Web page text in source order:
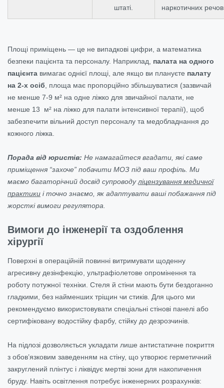
штаті.
наркотичних
Площі приміщень — це не випадкові цифри, а математика
безпеки пацієнта та персоналу. Наприклад, палата на одного
пацієнта вимагає однієї площі, але якщо ви плануєте палату
на 2-х осіб , площа має пропорційно збільшуватися (зазвичай
не менше 7-9 м² на одне ліжко для звичайної палати, не
менше 13 м² на ліжко для палати інтенсивної терапії), щоб
забезпечити вільний доступ персоналу та медобладнання до
кожного ліжка.
Порада від юристів: Не намагайтеся вгадати, які саме
приміщення “захоче” побачити МОЗ під ваш профіль. Ми
маємо багаторічний досвід супроводуліцензування медичної
практики і точно знаємо, як адаптувати ваші побажання під
жорсткі вимоги регулятора.
Вимоги до інженерії та оздоблення
хірургії
Поверхні в операційній повинні витримувати щоденну
агресивну дезінфекцію, ультрафіолетове опромінення та
роботу потужної техніки. Стеля й стіни мають бути бездоганно
гладкими, без найменших тріщин чи стиків. Для цього ми
рекомендуємо використовувати спеціальні стінові панелі або
сертифіковану водостійку фарбу, стійку до дезрозчинів.
На підлозі дозволяється укладати лише антистатичне покриття
з обов’язковим заведенням на стіну, що утворює герметичний
закруглений плінтус і ліквідує мертві зони для накопичення
бруду. Навіть освітлення потребує інженерних розрахунків: